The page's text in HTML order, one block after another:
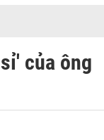
của ông